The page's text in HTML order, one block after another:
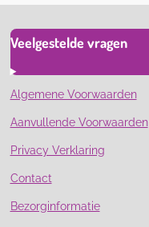
Veelgestelde vragen
Algemene Voorwaarden
Aanvullende Voorwaarden
Privacy Verklaring
Contact
Bezorginformatie